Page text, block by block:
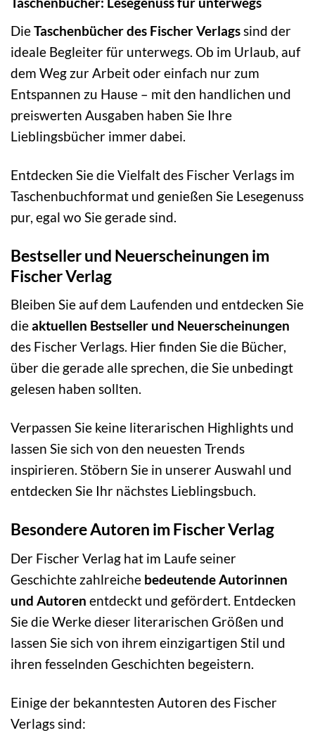
DieTaschenbücher des Fischer Verlagssind der
ideale Begleiter für unterwegs. Ob im Urlaub, auf
dem Weg zur Arbeit oder einfach nur zum
Entspannen zu Hause – mit den handlichen und
preiswerten Ausgaben haben Sie Ihre
Lieblingsbücher immer dabei.
Entdecken Sie die Vielfalt des Fischer Verlags im
Taschenbuchformat und genießen Sie Lesegenuss
pur, egal wo Sie gerade sind.
Bestseller und Neuerscheinungen im
Fischer Verlag
Bleiben Sie auf dem Laufenden und entdecken Sie
dieaktuellen Bestseller und Neuerscheinungen
des Fischer Verlags. Hier finden Sie die Bücher,
über die gerade alle sprechen, die Sie unbedingt
gelesen haben sollten.
Verpassen Sie keine literarischen Highlights und
lassen Sie sich von den neuesten Trends
inspirieren. Stöbern Sie in unserer Auswahl und
entdecken Sie Ihr nächstes Lieblingsbuch.
Besondere Autoren im Fischer Verlag
Der Fischer Verlag hat im Laufe seiner
Geschichte zahlreiche bedeutende Autorinnen
und Autoren entdeckt und gefördert. Entdecken
Sie die Werke dieser literarischen Größen und
lassen Sie sich von ihrem einzigartigen Stil und
ihren fesselnden Geschichten begeistern.
Einige der bekanntesten Autoren des Fischer
Verlags sind: